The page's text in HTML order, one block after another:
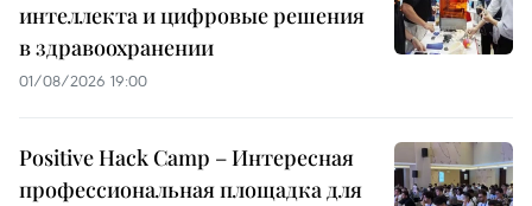
интеллекта и цифровые решения
в здравоохранении
01/08/2026 19:00
Positive Hack Camp – Интересная
профессиональная площадка для